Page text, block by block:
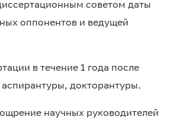
советом даты
оппонентов и ведущей
в течение 1 года после
докторантуры.
научных руководителей